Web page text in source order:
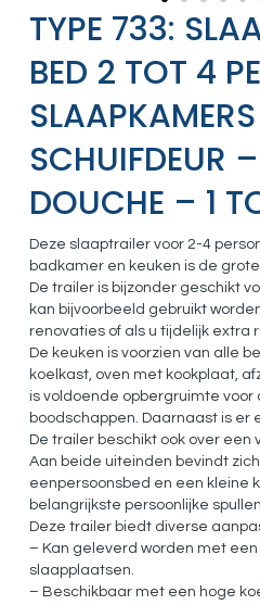
TYPE 733:
BED 2 TOT 4
SCHUIFDEUR
DOUCHE – 1
Deze slaaptrailer voor 2-4
badkamer en keuken is de
De trailer is bijzonder geschikt
kan bijvoorbeeld gebruikt
renovaties of als u tijdelijk extra
De keuken is voorzien van alle
koelkast, oven met kookplaat,
is voldoende opbergruimte
boodschappen. Daarnaast is er
De trailer beschikt ook over een
Aan beide uiteinden bevindt
eenpersoonsbed en een kleine
belangrijkste persoonlijke
Deze trailer biedt diverse
– Kan geleverd worden met
slaapplaatsen.
– Beschikbaar met een hoge